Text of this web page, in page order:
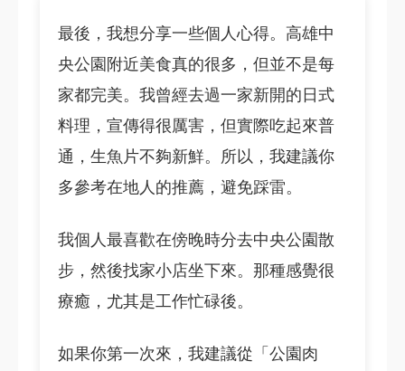
最後，我想分享一些個人心得。高雄中
央公園附近美食真的很多，但並不是每
家都完美。我曾經去過一家新開的日式
料理，宣傳得很厲害，但實際吃起來普
通，生魚片不夠新鮮。所以，我建議你
多參考在地人的推薦，避免踩雷。
我個人最喜歡在傍晚時分去中央公園散
步，然後找家小店坐下來。那種感覺很
療癒，尤其是工作忙碌後。
如果你第一次來，我建議從「公園肉